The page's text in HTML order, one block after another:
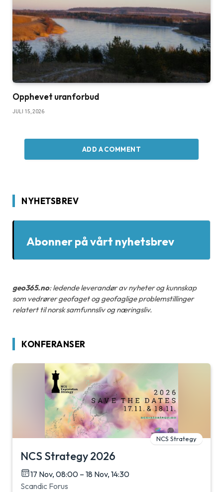
Opphevet uranforbud
JULI 15, 2026
ADD A COMMENT
NYHETSBREV
Abonner på vårt nyhetsbrev
geo365.no: ledende leverandør av nyheter og kunnskap
som vedrører geofaget og geofaglige problemstillinger
relatert til norsk samfunnsliv og næringsliv.
KONFERANSER
NCS Strategy
NCS Strategy 2026
17 Nov, 08:00 – 18 Nov, 14:30
Scandic Forus